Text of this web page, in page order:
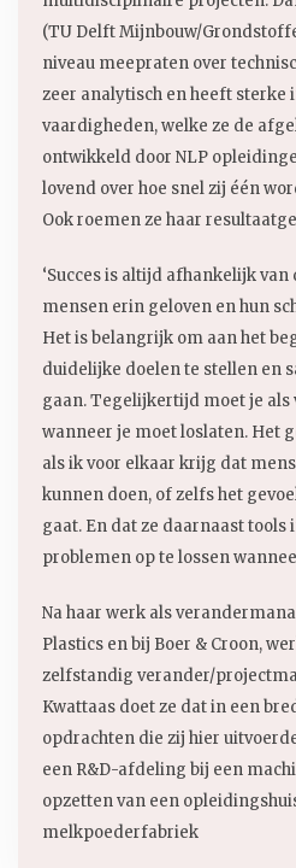
(TU Delft Mijnbouw/
niveau meepraten over
zeer analytisch en heeft sterke
vaardigheden, welke ze de
ontwikkeld door NLP
lovend over hoe snel zij één
Ook roemen ze haar
‘Succes is altijd afhankelijk
mensen erin geloven en hun
Het is belangrijk om aan het
duidelijke doelen te stellen en
gaan. Tegelijkertijd moet je
wanneer je moet loslaten. Het
als ik voor elkaar krijg dat
kunnen doen, of zelfs het
gaat. En dat ze daarnaast tools
problemen op te lossen
Na haar werk als
Plastics en bij Boer & Croon,
zelfstandig verander/
Kwattaas doet ze dat in een
opdrachten die zij hier
een R&D-afdeling bij een
opzetten van een
melkpoederfabriek